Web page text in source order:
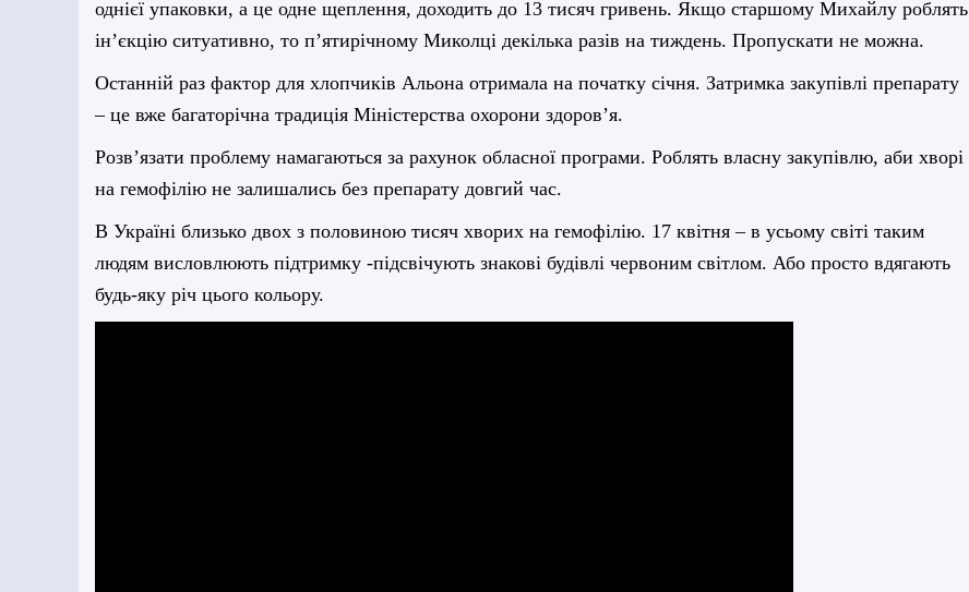
однієї упаковки, а це одне щеплення, доходить до 13 тисяч гривень. Якщо старшому Михайлу роблять
ін’єкцію ситуативно, то п’ятирічному Миколці декілька разів на тиждень. Пропускати не можна.
Останній раз фактор для хлопчиків Альона отримала на початку січня. Затримка закупівлі препарату
– це вже багаторічна традиція Міністерства охорони здоров’я.
Розв’язати проблему намагаються за рахунок обласної програми. Роблять власну закупівлю, аби хворі
на гемофілію не залишались без препарату довгий час.
В Україні близько двох з половиною тисяч хворих на гемофілію. 17 квітня – в усьому світі таким
людям висловлюють підтримку -підсвічують знакові будівлі червоним світлом. Або просто вдягають
будь-яку річ цього кольору.